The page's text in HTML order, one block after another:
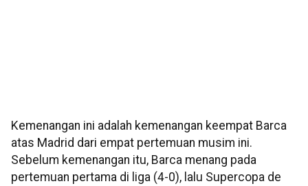
Kemenangan ini adalah kemenangan keempat Barca
atas Madrid dari empat pertemuan musim ini.
Sebelum kemenangan itu, Barca menang pada
pertemuan pertama di liga (4-0), lalu Supercopa de